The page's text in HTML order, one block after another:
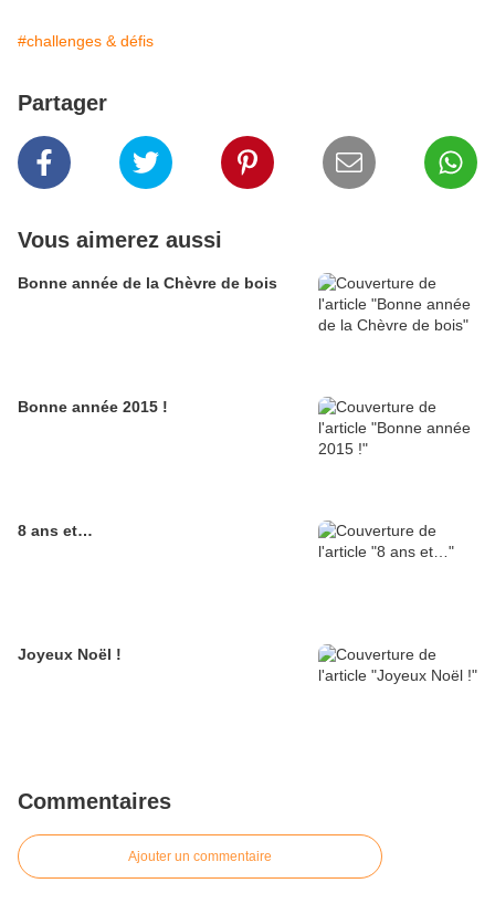
#challenges & défis
Partager
Vous aimerez aussi
Bonne année de la Chèvre de bois
Bonne année 2015 !
8 ans et…
Joyeux Noël !
Commentaires
Ajouter un commentaire